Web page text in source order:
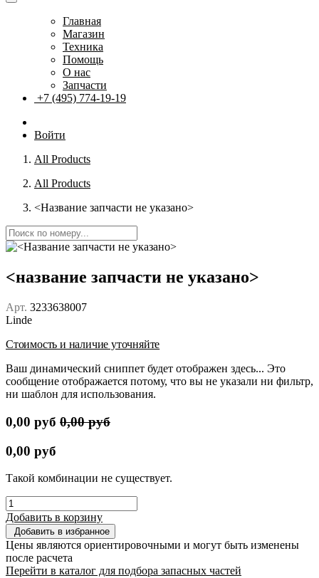
Главная
Магазин
Техника
Помощь
О нас
Запчасти
+7 (495) 774-19-19
Войти
All Products
All Products
<Название запчасти не указано>
<название запчасти не указано>
Арт. 3233638007
Linde
Стоимость и наличие уточняйте
Ваш динамический сниппет будет отображен здесь... Это
сообщение отображается потому, что вы не указали ни фильтр,
ни шаблон для использования.
0,00 руб 0,00руб
0,00 руб
Такой комбинации не существует.
Добавить в корзину
Добавить в избранное
Цены являются ориентировочными и могут быть изменены
после расчета
Перейти в каталог для подбора запасных частей